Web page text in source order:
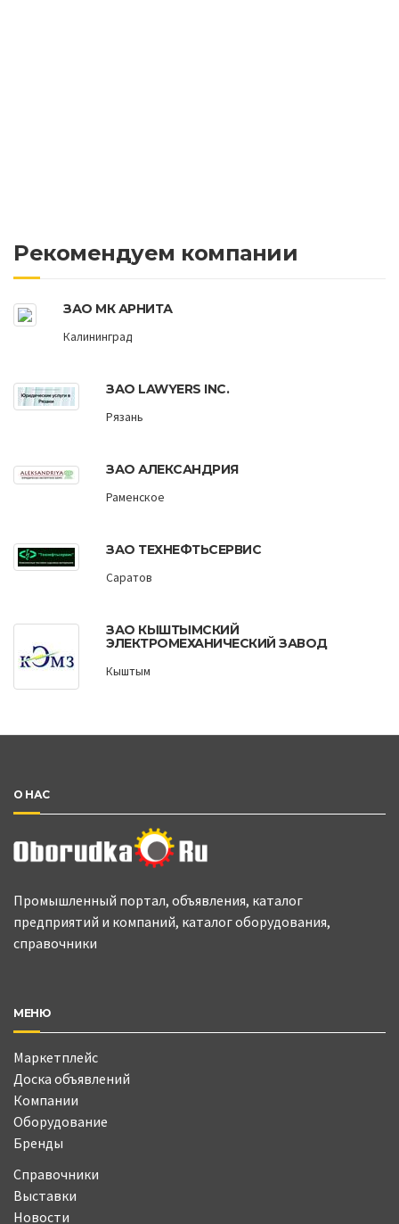
Рекомендуем компании
ЗАО МК АРНИТА
Калининград
ЗАО LAWYERS INC.
Рязань
ЗАО АЛЕКСАНДРИЯ
Раменское
ЗАО ТЕХНЕФТЬСЕРВИС
Саратов
ЗАО КЫШТЫМСКИЙ
ЭЛЕКТРОМЕХАНИЧЕСКИЙ ЗАВОД
Кыштым
О НАС
Промышленный портал, объявления, каталог
предприятий и компаний, каталог оборудования,
справочники
МЕНЮ
Маркетплейс
Доска объявлений
Компании
Оборудование
Бренды
Справочники
Выставки
Новости